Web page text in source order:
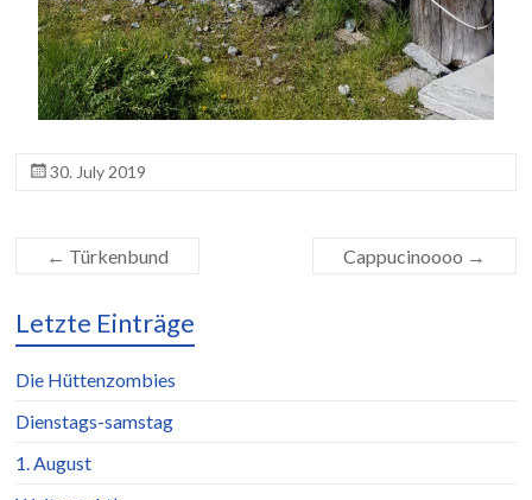
30. July 2019
← Türkenbund Cappucinoooo →
Letzte Einträge
Die Hüttenzombies
Dienstags-samstag
1. August